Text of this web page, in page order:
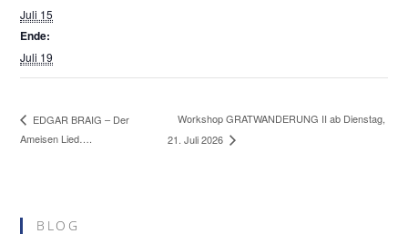
Juli 15
Ende:
Juli 19
EDGAR BRAIG – Der
Ameisen Lied….
Workshop GRATWANDERUNG II ab Dienstag,
21. Juli 2026
BLOG